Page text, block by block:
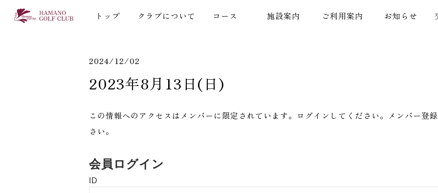
トップ クラブについて コース 施設案内 ご利用案内 お知らせ
2024/12/02
2023年8月13日(日)
この情報へのアクセスはメンバーに限定されています。ログインしてください。メンバー登
さい。
会員ログイン
ID